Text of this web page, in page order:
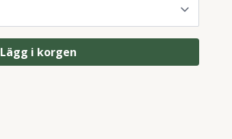
Lägg i korgen